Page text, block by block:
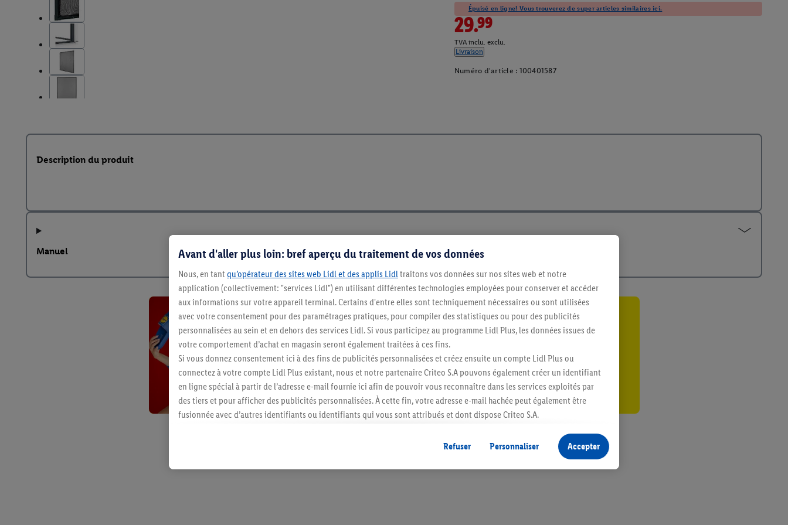
Épuisé en ligne! Vous trouverez de super articles similaires ici.
29.99
TVA inclu. exclu.
Livraison
Numéro d'article : 100401587
Description du produit
Manuel
Restez au courant
Abonnez-vous à la newsletter
S'abonner
Avant d'aller plus loin: bref aperçu du traitement de vos données
Nous, en tant qu’opérateur des sites web Lidl et des applis Lidl traitons vos données sur nos sites web et notre
application (collectivement: "services Lidl") en utilisant différentes technologies employées pour conserver et accéder
aux informations sur votre appareil terminal. Certains d'entre elles sont techniquement nécessaires ou sont utilisées
avec votre consentement pour des paramétrages pratiques, pour compiler des statistiques ou pour des publicités
personnalisées au sein et en dehors des services Lidl. Si vous participez au programme Lidl Plus, les données issues de
votre comportement d’achat en magasin seront également traitées à ces fins.
Si vous donnez consentement ici à des fins de publicités personnalisées et créez ensuite un compte Lidl Plus ou
connectez à votre compte Lidl Plus existant, nous et notre partenaire Criteo S.A pouvons également créer un identifiant
en ligne spécial à partir de l’adresse e-mail fournie ici afin de pouvoir vous reconnaître dans les services exploités par
des tiers et pour afficher des publicités personnalisées. À cette fin, votre adresse e-mail hachée peut également être
fusionnée avec d’autres identifiants ou identifiants qui vous sont attribués et dont dispose Criteo S.A.
vous avez montré de l’intérêt (par exemple en plaçant le produit dans un panier d’un webshop mais sans procéder à
l’achat) peuvent également être affichées sur plusieurs apppareils et plusieurs services de Lidl si plusieurs terminaux ou
plusieurs services de Lidl peuvent vous être attribués en utilisant votre adresse e-mail hachée et, le cas échéant, d’autres
Refuser Personnaliser Accepter